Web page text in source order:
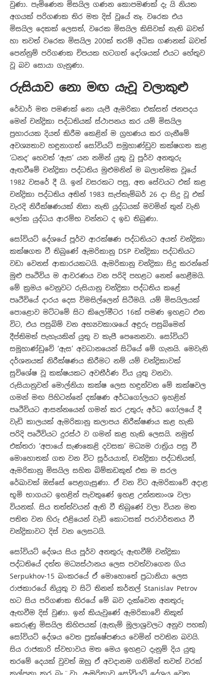
වුණා. පැමිණෙන මිසයිල ගණන කොපමණක් දැ යි නියත
අගයක් පරිගණක තිර මත දිස් වූයේ නෑ. වරෙක එය
මිසයිල දෙකක් ලෙසත්, වරෙක මිසයිල කිසිවක් නැති බවත්
හා තවත් වරෙක මිසයිල 200ක් තරම් අධික ගණනක් බවත්
පෙන්නුම් පරිගණක චිපයක හටගත් දෝශයක් එයට හේතුව
වූ බව සොයා ගැනුණා.
රුසියාව නො මඟ යැවූ වලාකුළු
රේඩාර් මත පමණක් නො යැපී ඇමරිකා එක්සත් ජනපදය
මෙන් චන්ද්‍රිකා පද්ධතියක් ස්ථාපනය කර යම් මිසයිල
ප්‍රහාරයක දියත් කිරීම කෙළින් ම ග්‍රහණය කර ගැනීමේ
අවශ්‍යතාව හඳුනාගත් සෝවියට් සමූහාණ්ඩුව කක්ෂගත කළ
‘ධනද’ හෙවත් ‘ඇස’ යන නමින් යුතු වූ පූර්ව අනතුරු
ඇඟවීමේ චන්ද්‍රිකා පද්ධතිය මුළුමනින් ම බලාත්මක වූයේ
1982 වසරේ දී යි. ඉන් වසරකට පසු, අත සේවයට එක් කළ
චන්ද්‍රිකා පද්ධතිය අතින් 1983 සැප්තැම්බර් 26 දා සිදු වූ එක්
වැරදි නිරීක්ෂණයක් නිසා නැති යුද්ධයක් මවමින් තුන් වැනි
ලෝක යුද්ධය ආරම්භ වන්නට ද ඉඩ තිබුණා.
සෝවියට් දේශයේ පූර්ව ආරක්ෂණ පද්ධතියට අයත් චන්ද්‍රිකා
කක්ෂගත වී තිබුණේ ඇමරිකානු DSP චන්ද්‍රිකා පද්ධතියට
වඩා වෙනස් ආකාරයකටයි. ඇමරිකානු චන්ද්‍රිකා සිදු කරන්නේ
මුළු පෘථිවිය ම ආවරණය වන පරිදි පහළට නෙත් හෙළීමයි.
මේ ක්‍රමය වෙනුවට රුසියානු චන්ද්‍රිකා පද්ධතිය කළේ
පෘථිවියේ දාරය දෙස විමසිල්ලෙන් සිටීමයි. යම් මිසයිලයක්
පොළොව මට්ටමේ සිට කිලෝමීටර 16ක් පමණ ඉහළට එන
විට, එය පසුබිම් වන අභ්‍යවකාශයේ අඳුරු පසුබිමෙන්
දීප්තිමත් පැහැයකින් යුතු ව කැපී පෙනෙනවා. සෝවියට්
සමූහාණ්ඩුවේ ‘ඇස’ අවධානයෙන් සිටියේ මේ ගැනයි. මෙවැනි
දර්ශනයක් නිරීක්ෂණය කිරීමට නම් යම් චන්ද්‍රිකාවක්
සුවිශේෂ වූ කක්ෂයකට අවතීර්ණ විය යුතු වනවා.
රුසියානුවන් මොල්නියා කක්ෂ ලෙස හඳුන්වන මේ කක්ෂවල
ගමන් මඟ පිහිටන්නේ දක්ෂණ අර්ධගෝලයට ඉහළින්
පෘථිවියට ආසන්නයෙන් ගමන් කර උතුරු අර්ධ ගෝලයේ දී
වැඩි කාලයක් ඇමරිකානු කලාපය නිරීක්ෂණය කළ හැකි
පරිදි පෘථිවියට දුරස්ථ ව ගමන් කළ හැකි ලෙසයි. නමුත්
එක්තරා ‘අපායේ සැණකෙළි දවසක’ මධ්‍යම රාත්‍රිය පසු වී
මොහොතක් ගත වන විට සූර්යයාත්, චන්ද්‍රිකා පද්ධතියත්,
ඇමරිකානු මිසයිල සහිත බිම්කඩකුත් එක ම සරල
රේඛාවක් ඔස්සේ පෙළගැසුණා. ඒ වන විට ඇමරිකාවේ අදාළ
භූමි භාගයට ඉහළින් පැවතුණේ ඉහළ උන්නතාංශ වලා
වියනක්. සිය තත්ත්වයන් ඇති වී තිබුණේ වලා වියන මත
පතිත වන හිරු එළියෙන් වැඩි කොටසක් පරාවර්තනය වී
චන්ද්‍රිකාවට දිස් වන ලෙසටයි.
සෝවියට් දේශය සිය පූර්ව අනතුරු ඇඟවීම් චන්ද්‍රිකා
පද්ධතියේ දත්ත මධ්‍යස්ථානය ලෙස පවත්වාගෙන ගිය
Serpukhov-15 බංකරයේ ඒ මොහොතේ ප්‍රධානියා ලෙස
රාජකාරයේ නියුතු ව සිටි තිනන් කර්නල් Stanislav Petrov
හට සිය පරිගණක තිරයේ මේ බව දැක්වෙන අනතුරු
ඇඟවීම දිස් වුණා. ඉන් කියැවුණේ ඇමරිකාවේ නිකුත්
කෙරුණු මිසයිල කිහිපයක් (ඇතැම් මූලාශ්‍රවලට අනුව පහක්)
සෝවියට් දේශය වෙත ප්‍රක්ෂේපණය වෙමින් පවතින බවයි.
සිය රාජකාරි ස්වභාවය මත මෙය ඉහළට දැනුම් දිය යුතු
තරමේ දෙයක් වුවත් ඔහු ඒ අවදානම ගනිමින් තවත් වරක්